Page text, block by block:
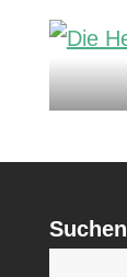
Suchen